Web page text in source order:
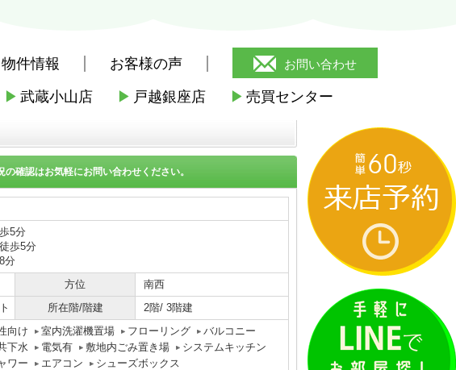
物件情報 お客様の声 お問い合わせ
▶ 武蔵小山店 ▶ 戸越銀座店 ▶ 売買センター
上線 > 旗の台駅 プラザ旗の台 > 過去掲載物件
の確認はお気軽にお問い合わせください。
5分
歩5分
分
方位
南西
所在階/階建 2階/ 3階建
向け 室内洗濯機置場 フローリング
バルコニー
下水 電気有 敷地内ごみ置き場
システムキッチン
ワー エアコン
シューズボックス